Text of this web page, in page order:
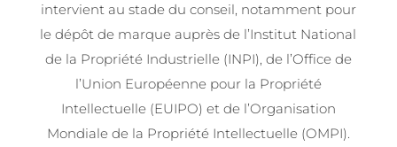
intervient au stade du conseil, notamment pour
le dépôt de marque auprès de l’Institut National
de la Propriété Industrielle (INPI), de l’Office de
l’Union Européenne pour la Propriété
Intellectuelle (EUIPO) et de l’Organisation
Mondiale de la Propriété Intellectuelle (OMPI).